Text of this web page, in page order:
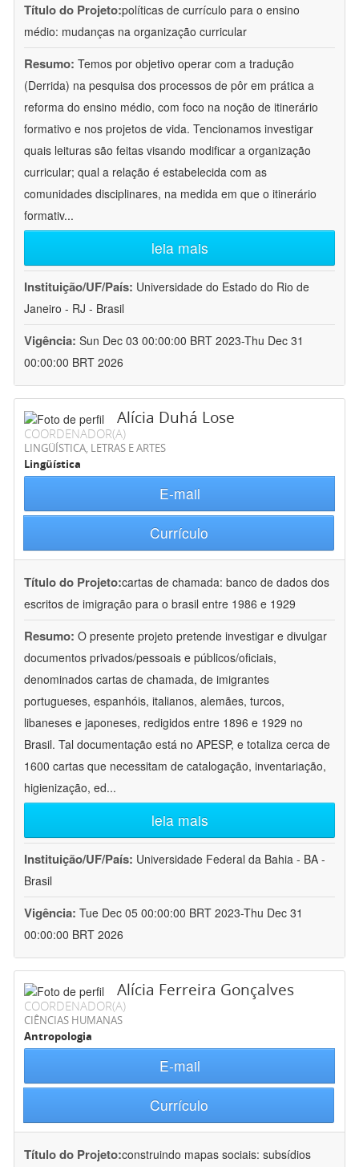
Título do Projeto:políticas de currículo para o ensino
médio: mudanças na organização curricular
Resumo: Temos por objetivo operar com a tradução
(Derrida) na pesquisa dos processos de pôr em prática a
reforma do ensino médio, com foco na noção de itinerário
formativo e nos projetos de vida. Tencionamos investigar
quais leituras são feitas visando modificar a organização
curricular; qual a relação é estabelecida com as
comunidades disciplinares, na medida em que o itinerário
formativ...
leia mais
Instituição/UF/País: Universidade do Estado do Rio de
Janeiro - RJ - Brasil
Vigência: Sun Dec 03 00:00:00 BRT 2023-Thu Dec 31
00:00:00 BRT 2026
Alícia Duhá Lose
COORDENADOR(A)
LINGÜÍSTICA, LETRAS E ARTES
Lingüística
E-mail
Currículo
Título do Projeto:cartas de chamada: banco de dados dos
escritos de imigração para o brasil entre 1986 e 1929
Resumo: O presente projeto pretende investigar e divulgar
documentos privados/pessoais e públicos/oficiais,
denominados cartas de chamada, de imigrantes
portugueses, espanhóis, italianos, alemães, turcos,
libaneses e japoneses, redigidos entre 1896 e 1929 no
Brasil. Tal documentação está no APESP, e totaliza cerca de
1600 cartas que necessitam de catalogação, inventariação,
higienização, ed...
leia mais
Instituição/UF/País: Universidade Federal da Bahia - BA -
Brasil
Vigência: Tue Dec 05 00:00:00 BRT 2023-Thu Dec 31
00:00:00 BRT 2026
Alícia Ferreira Gonçalves
COORDENADOR(A)
CIÊNCIAS HUMANAS
Antropologia
E-mail
Currículo
Título do Projeto:construindo mapas sociais: subsídios